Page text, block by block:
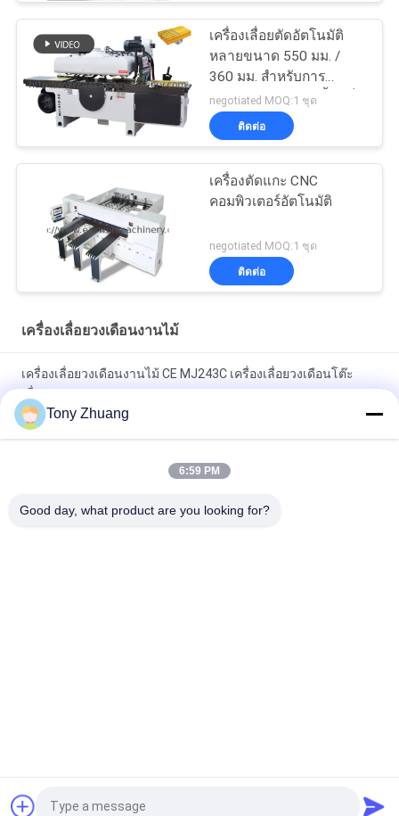
เครื่องเลื่อยตัดอัตโนมัติ
หลายขนาด 550 มม. /
360 มม. สำหรับการ
ประมวลผลแผงไม้เนื้อแข็ง
negotiated MOQ:1 ชุด
ติดต่อ
เครื่องตัดแกะ CNC
คอมพิวเตอร์อัตโนมัติ
negotiated MOQ:1 ชุด
ติดต่อ
เครื่องเลื่อยวงเดือนงานไม้
เครื่องเลื่อยวงเดือนงานไม้ CE MJ243C เครื่องเลื่อยวงเดือนโต๊ะ
เลื่อน
MJ223A MJ224C MJ224D เครื่องเลื่อยวงเดือนงานไม้เฟอร์นิเจอร์
Tony Zhuang
6:59 PM
Good day, what product are you looking for?